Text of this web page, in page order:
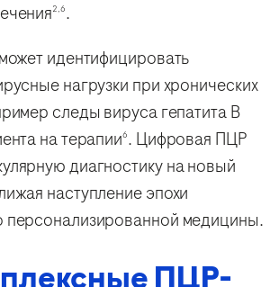
2,6.
идентифицировать
нагрузки при хронических
следы вируса гепатита B
на терапии6. Цифровая ПЦР
диагностику на новый
наступление эпохи
персонализированной медицины.